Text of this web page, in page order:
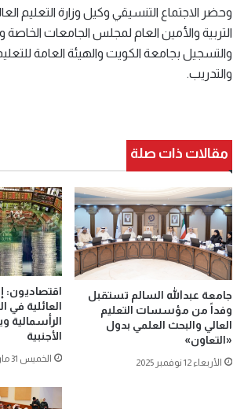
وحضر الاجتماع التنسيقي وكيل وزارة التعليم
التربية والأمين العام لمجلس الجامعات الخاصة
والتسجيل بجامعة الكويت والهيئة العامة
والتدريب.
مقالات ذات صلة
جامعة عبدالله السالم تستقبل
وفداً من مؤسسات التعليم
العالي والبحث العلمي بدول
«التعاون»
الأربعاء 12 نوفمبر 2025
اقتصاديون:
العائلية في
الرأسمالية
الأجنبية
الخميس 31 مارس 2022